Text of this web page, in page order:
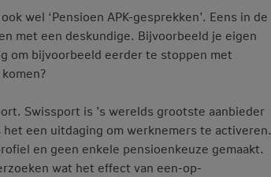
wel ‘Pensioen APK-gesprekken’. Eens in de
met een deskundige. Bijvoorbeeld je eigen
om bijvoorbeeld eerder te stoppen met
Swissport is ’s werelds grootste aanbieder
een uitdaging om werknemers te activeren.
en geen enkele pensioenkeuze gemaakt.
wat het effect van een-op-